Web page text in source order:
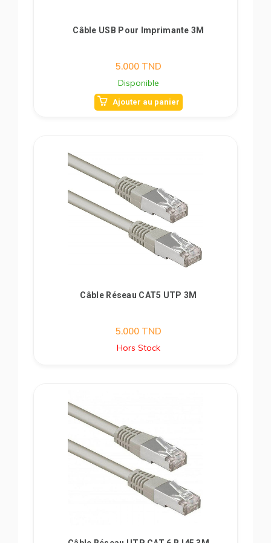
Câble USB Pour Imprimante 3M
5.000 TND
Disponible
Ajouter au panier
Câble Réseau CAT5 UTP 3M
5.000 TND
Hors Stock